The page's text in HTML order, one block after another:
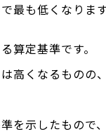
最も低くなります
算定基準です。
高くなるものの
を示したもので